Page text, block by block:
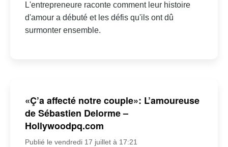
L'entrepreneure raconte comment leur histoire
d'amour a débuté et les défis qu'ils ont dû
surmonter ensemble.
«Ç’a affecté notre couple»: L’amoureuse
de Sébastien Delorme –
Hollywoodpq.com
Publié le vendredi 17 juillet à 17:21